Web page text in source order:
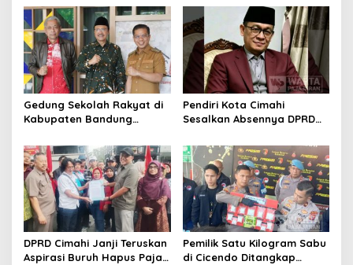
Rebranding RSUD Cibabat
Legitimasi Parpol
Gedung Sekolah Rakyat di
Kabupaten Bandung
Siap Tampung Dua Ribu
Siswa
Pendiri Kota Cimahi
Sesalkan Absennya DPRD
Rebranding RSUD Cibabat
DPRD Cimahi Janji Teruskan
Aspirasi Buruh Hapus Pajak
Pemilik Satu Kilogram Sabu
di Cicendo Ditangkap